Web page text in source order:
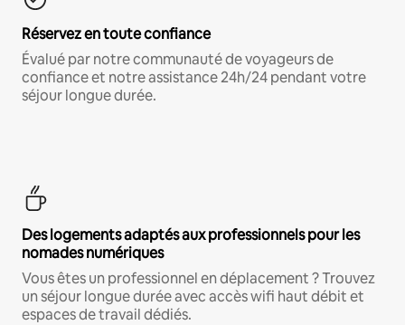
Réservez en toute confiance
Évalué par notre communauté de voyageurs de
confiance et notre assistance 24h/24 pendant votre
séjour longue durée.
Des logements adaptés aux professionnels pour les
nomades numériques
Vous êtes un professionnel en déplacement ? Trouvez
un séjour longue durée avec accès wifi haut débit et
espaces de travail dédiés.